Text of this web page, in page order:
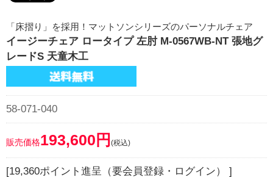
「床摺り」を採用！マットソンシリーズのパーソナルチェア
イージーチェア ロータイプ 左肘 M-0567WB-NT 張地グ
レードS 天童木工
58-071-040
販売価格193,600円 (税込)
[19,360ポイント進呈（要会員登録・ログイン） ]